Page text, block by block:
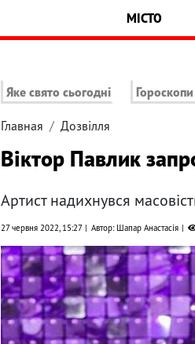
МІСТО
Яке свято сьогодні
Главная Дозвілля
Віктор Павлик
Артист надихнувся
27 червня 2022, 15:27 Автор: Шапар Анастасія